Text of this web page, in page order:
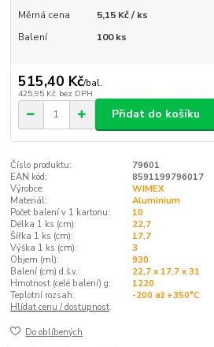
Měrná cena
5,15 Kč / ks
Balení
100 ks
515,40 Kč/bal.
425,95 Kč bez DPH
Přidat do košíku
Číslo produktu:
79601
EAN kód:
8591199796017
Výrobce:
WIMEX
Materiál:
Aluminium
Počet balení v 1 kartonu:
10
Délka 1 ks (cm):
22,7
Šířka 1 ks (cm):
17,7
Výška 1 ks (cm):
3
Objem (ml):
930
Balení (cm) d.š.v.:
22,7 x 17,7 x 31
Hmotnost (celé balení) g:
1220
Teplotní rozsah:
-200 až +350°C
Hlídat cenu / dostupnost
Do oblíbených